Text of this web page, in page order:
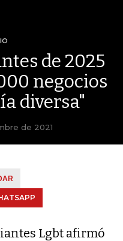
de 2025
negocios
diversa"
de 2021
Lgbt afirmó